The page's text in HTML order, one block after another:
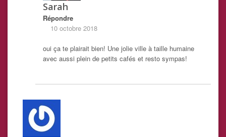
Sarah
Répondre
10 octobre 2018
oui ça te plairait bien! Une jolie ville à taille humaine
avec aussi plein de petits cafés et resto sympas!